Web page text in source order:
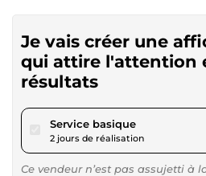
Je vais créer une
qui attire l'attention
résultats
Service basiquepour 23,05
2 jours de réalisation
Ce vendeur n’est pas assujetti à